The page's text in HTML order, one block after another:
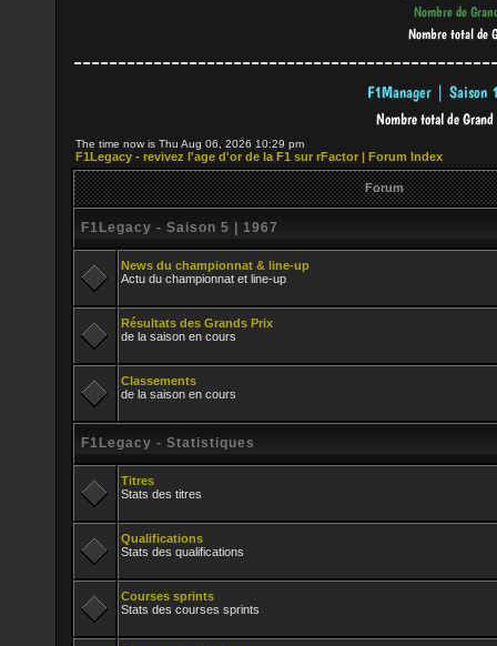
The time now is Thu Aug 06, 2026 10:29 pm
F1Legacy - revivez l'age d'or de la F1 sur rFactor | Forum Index
Forum
F1Legacy - Saison 5 | 1967
News du championnat & line-up
Actu du championnat et line-up
Résultats des Grands Prix
de la saison en cours
Classements
de la saison en cours
F1Legacy - Statistiques
Titres
Stats des titres
Qualifications
Stats des qualifications
Courses sprints
Stats des courses sprints